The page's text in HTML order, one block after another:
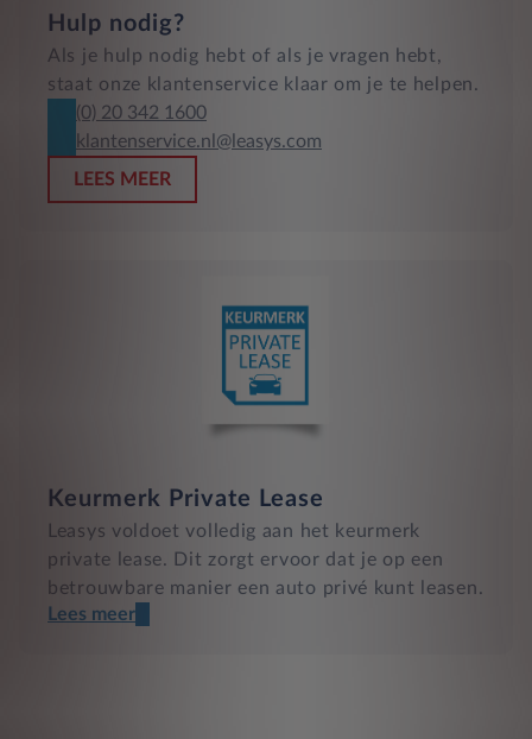
Hulp nodig?
Als je hulp nodig hebt of als je vragen hebt,
staat onze klantenservice klaar om je te helpen.
(0) 20 342 1600
klantenservice.nl@leasys.com
LEES MEER
Keurmerk Private Lease
Leasys voldoet volledig aan het keurmerk
private lease. Dit zorgt ervoor dat je op een
betrouwbare manier een auto privé kunt leasen.
Lees meer